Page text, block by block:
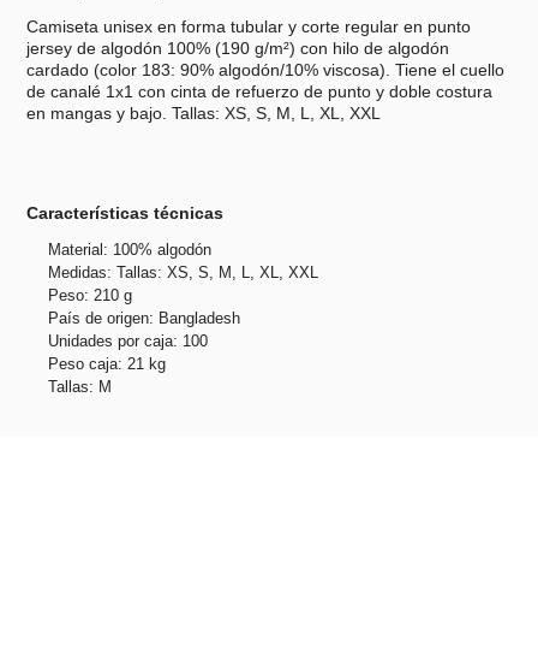
Camiseta unisex en forma tubular y corte regular en punto
jersey de algodón 100% (190 g/m²) con hilo de algodón
cardado (color 183: 90% algodón/10% viscosa). Tiene el cuello
de canalé 1x1 con cinta de refuerzo de punto y doble costura
en mangas y bajo. Tallas: XS, S, M, L, XL, XXL
Características técnicas
Material: 100% algodón
Medidas: Tallas: XS, S, M, L, XL, XXL
Peso: 210 g
País de origen: Bangladesh
Unidades por caja: 100
Peso caja: 21 kg
Tallas: M